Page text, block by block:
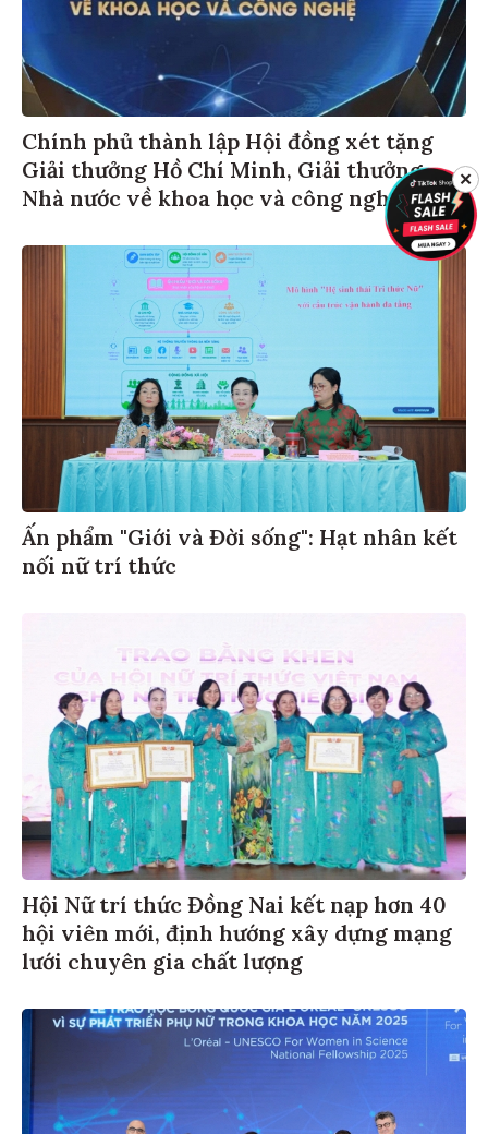
Chính phủ thành lập Hội đồng xét tặng
Giải thưởng Hồ Chí Minh, Giải thưởng
Nhà nước về khoa học và công nghệ
Ấn phẩm "Giới và Đời sống": Hạt nhân kết
nối nữ trí thức
Hội Nữ trí thức Đồng Nai kết nạp hơn 40
hội viên mới, định hướng xây dựng mạng
lưới chuyên gia chất lượng
✕